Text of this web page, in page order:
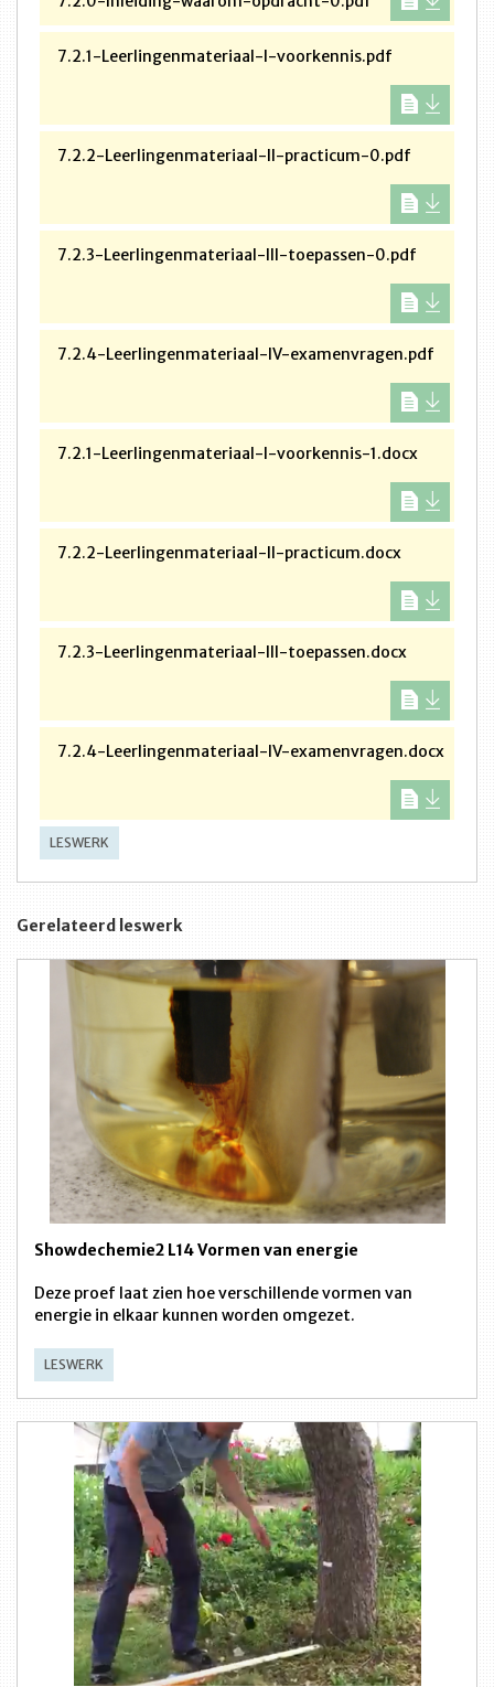
7.2.1-Leerlingenmateriaal-I-voorkennis.pdf
7.2.2-Leerlingenmateriaal-II-practicum-0.pdf
7.2.3-Leerlingenmateriaal-III-toepassen-0.pdf
7.2.4-Leerlingenmateriaal-IV-examenvragen.pdf
7.2.1-Leerlingenmateriaal-I-voorkennis-1.docx
7.2.2-Leerlingenmateriaal-II-practicum.docx
7.2.3-Leerlingenmateriaal-III-toepassen.docx
7.2.4-Leerlingenmateriaal-IV-examenvragen.docx
LESWERK
Gerelateerd leswerk
Showdechemie2 L14 Vormen van energie
Deze proef laat zien hoe verschillende vormen van
energie in elkaar kunnen worden omgezet.
LESWERK